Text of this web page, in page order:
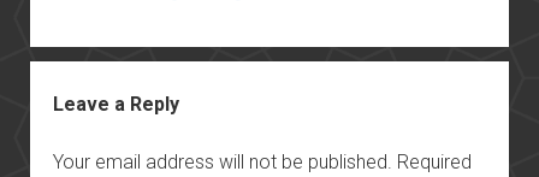
Leave a Reply
Your email address will not be published. Required